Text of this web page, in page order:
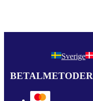
Sverige
BETALMETODER